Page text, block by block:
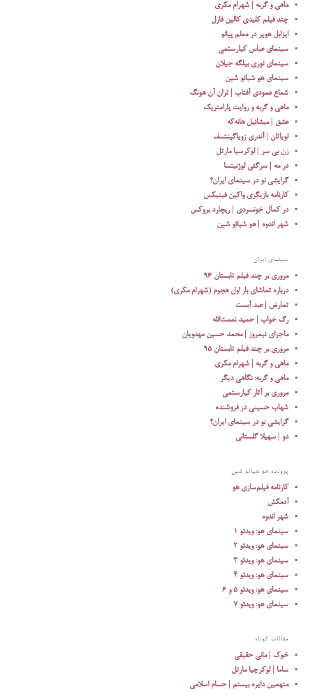
ماهی و گربه | شهرام مکری
چند فیلم کلیدی کالین فارل
ایزابل هوپر در معلم پیانو
سینمای عباس کیارستمی
سینمای نوری بیلگه جیلان
سینمای هو شیائو شین
شعاع عمودی آفتاب | تران آن هونگ
ماهی و گربه و روایت پارامتریک
عشق | میشائیل هانه‌که
لویاتان | آندری زویاگینتسف
زن بی سر | لوکرسیا مارتل
در مه | سرگئی لوژنیتسا
گرایشی نو در سینمای ایران؟
کارنامه بازیگری واکین فینیکس
در کمال خونسردی | ریچارد بروکس
شهر اندوه | هو شیائو شین
سینمای ایران
مروری بر چند فیلم تابستان ۹۶
درباره تماشای بار اول هجوم (شهرام مکری)
تمارض | عبد آبست
رگ خواب | حمید نعمت‌الله
ماجرای نیمروز | محمد حسین مهدویان
مروری بر چند فیلم تابستان 95
ماهی و گربه | شهرام مکری
ماهی و گربه: نگاهی دیگر
مروری بر آثار کیارستمی
شهاب حسینی در فروشنده
گرایشی نو در سینمای ایران؟
دو | سهیلا گلستانی
پرونده هو شیائو شین
کارنامه فیلم‌سازی هو
آدمکش
شهر اندوه
سینمای هو: ویدئو 1
سینمای هو: ویدئو 2
سینمای هو: ویدئو 3
سینمای هو: ویدئو 4
سینمای هو: ویدئو 5 و 6
سینمای هو: ویدئو 7
مقالات کوتاه
خوک | مانی حقیقی
ساما | لوکرچیا مارتل
متهمین دایره بیستم | حسام اسلامی